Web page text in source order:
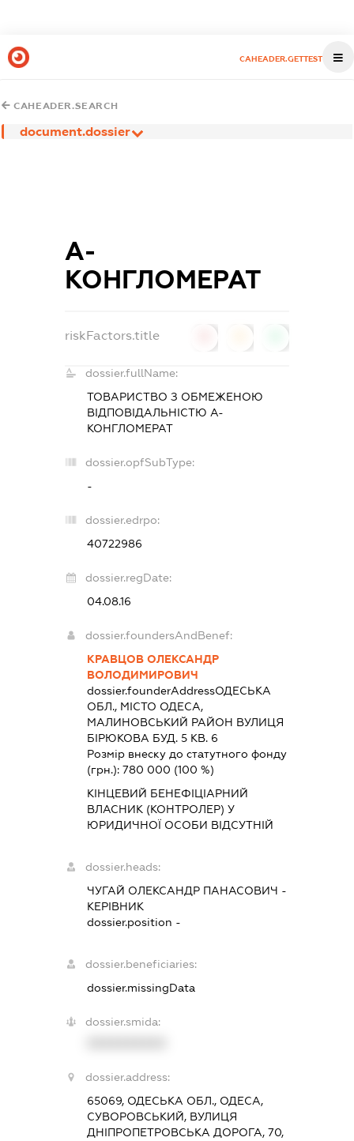
CAHEADER.GETTEST
CAHEADER.SEARCH
document.dossier
А-
КОНГЛОМЕРАТ
riskFactors.title
dossier.fullName:
ТОВАРИСТВО З ОБМЕЖЕНОЮ
ВІДПОВІДАЛЬНІСТЮА-
КОНГЛОМЕРАТ
dossier.opfSubType:
-
dossier.edrpo:
40722986
dossier.regDate:
04.08.16
dossier.foundersAndBenef:
КРАВЦОВ ОЛЕКСАНДР
ВОЛОДИМИРОВИЧ
dossier.founderAddressОДЕСЬКА
ОБЛ., МІСТО ОДЕСА,
МАЛИНОВСЬКИЙ РАЙОН ВУЛИЦЯ
БІРЮКОВА БУД. 5 КВ. 6
Розмір внеску до статутного фонду
(грн.):780 000 (100 %)
КІНЦЕВИЙ БЕНЕФІЦІАРНИЙ
ВЛАСНИК (КОНТРОЛЕР) У
ЮРИДИЧНОЇ ОСОБИ ВІДСУТНІЙ
dossier.heads:
ЧУГАЙ ОЛЕКСАНДР ПАНАСОВИЧ -
КЕРІВНИК
dossier.position -
dossier.beneficiaries:
dossier.missingData
dossier.smida:
dossier.address:
65069, ОДЕСЬКА ОБЛ., ОДЕСА,
СУВОРОВСЬКИЙ, ВУЛИЦЯ
ДНІПРОПЕТРОВСЬКА ДОРОГА, 70,